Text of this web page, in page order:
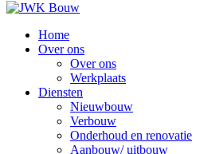
Home
Over ons
Over ons
Werkplaats
Diensten
Nieuwbouw
Verbouw
Onderhoud en renovatie
Aanbouw/ uitbouw